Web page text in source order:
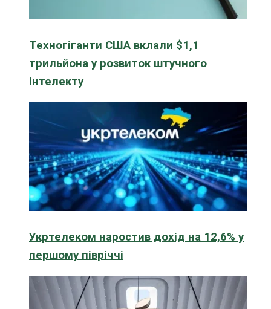
Техногіганти США вклали $1,1
трильйона у розвиток штучного
інтелекту
Укртелеком наростив дохід на 12,6% у
першому півріччі